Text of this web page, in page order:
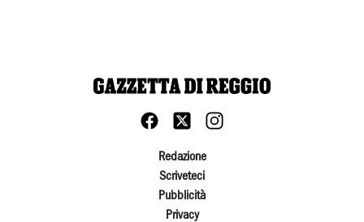
Redazione
Scriveteci
Pubblicità
Privacy